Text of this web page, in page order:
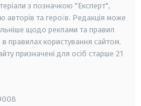
з позначкою "Експерт",
авторів та героїв. Редакція може
щодо реклами та правил
правилах користування сайтом.
призначені для осіб старше 21